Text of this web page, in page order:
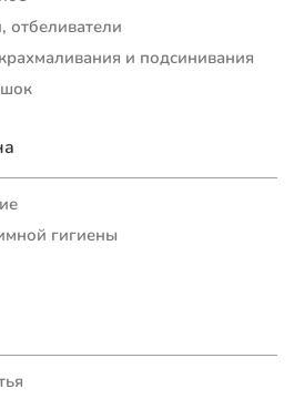
отбеливатели
и подсинивания
гигиены